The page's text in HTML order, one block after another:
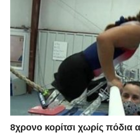
8χρονο κορίτσι χωρίς πόδια